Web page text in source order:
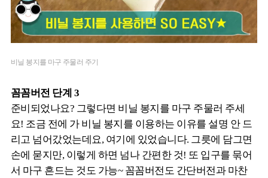
비닐 봉지를 마구 주물러 주기
꼼꼼버전 단계 3
준비되었나요? 그렇다면 비닐 봉지를 마구 주물러 주세
요! 조금 전에 가 비닐 봉지를 이용하는 이유를 설명 안 드
리고 넘어갔었는데요, 여기에 있었습니다. 그릇에 담그면
손에 묻지만, 이렇게 하면 넘나 간편한 것! 또 입구를 묶어
서 마구 흔드는 것도 가능~ 꼼꼼버전도 간단버전과 마찬